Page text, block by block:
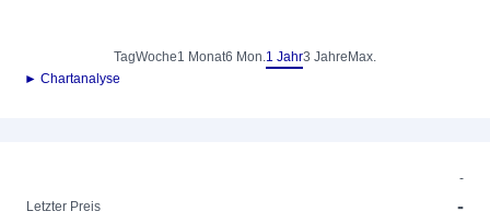
TagWoche1 Monat6 Mon.1 Jahr3 Jahre Max.
► Chartanalyse
-
Letzter Preis
-